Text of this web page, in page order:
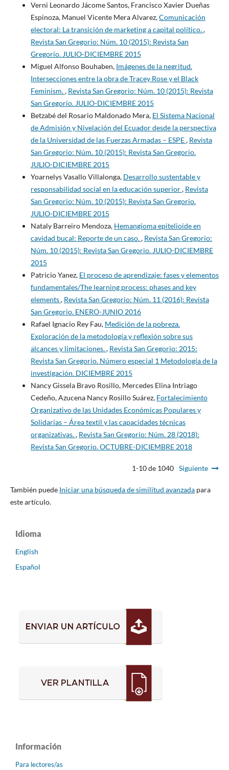
Verni Leonardo Jácome Santos, Francisco Xavier Dueñas
Espinoza, Manuel Vicente Mera Alvarez,Comunicación
electoral: La transición de marketing a capital político.,
Revista San Gregorio: Núm. 10 (2015): Revista San
Gregorio. JULIO-DICIEMBRE 2015
Miguel Alfonso Bouhaben, Imágenes de la negritud.
Intersecciones entre la obra de Tracey Rose y el Black
Feminism., Revista San Gregorio: Núm. 10 (2015): Revista
San Gregorio. JULIO-DICIEMBRE 2015
Betzabé del Rosario Maldonado Mera, El Sistema Nacional
de Admisión y Nivelación del Ecuador desde la perspectiva
de la Universidad de las Fuerzas Armadas – ESPE, Revista
San Gregorio: Núm. 10 (2015): Revista San Gregorio.
JULIO-DICIEMBRE 2015
Yoarnelys Vasallo Villalonga, Desarrollo sustentable y
responsabilidad social en la educación superior, Revista
San Gregorio: Núm. 10 (2015): Revista San Gregorio.
JULIO-DICIEMBRE 2015
Nataly Barreiro Mendoza, Hemangioma epitelioide en
cavidad bucal: Reporte de un caso., Revista San Gregorio:
Núm. 10 (2015): Revista San Gregorio. JULIO-DICIEMBRE
2015
Patricio Yanez, El proceso de aprendizaje: fases y elementos
fundamentales/The learning process: phases and key
elements, Revista San Gregorio: Núm. 11 (2016): Revista
San Gregorio. ENERO-JUNIO 2016
Rafael Ignacio Rey Fau, Medición de la pobreza.
Exploración de la metodología y reflexión sobre sus
alcances y limitaciones., Revista San Gregorio: 2015:
Revista San Gregorio. Número especial 1 Metodología de la
investigación. DICIEMBRE 2015
Nancy Gissela Bravo Rosillo, Mercedes Elina Intriago
Cedeño, Azucena Nancy Rosillo Suárez, Fortalecimiento
Organizativo de las Unidades Económicas Populares y
Solidarias – Área textil y las capacidades técnicas
organizativas., Revista San Gregorio: Núm. 28 (2018):
Revista San Gregorio. OCTUBRE-DICIEMBRE 2018
1-10 de 1040 Siguiente
También puede Iniciar una búsqueda de similitud avanzadapara
este artículo.
Idioma
English
Español
Información
Para lectores/as